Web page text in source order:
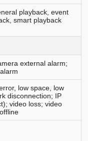
playback, event
smart playback
external alarm;
low space, low
disconnection; IP
video loss; video